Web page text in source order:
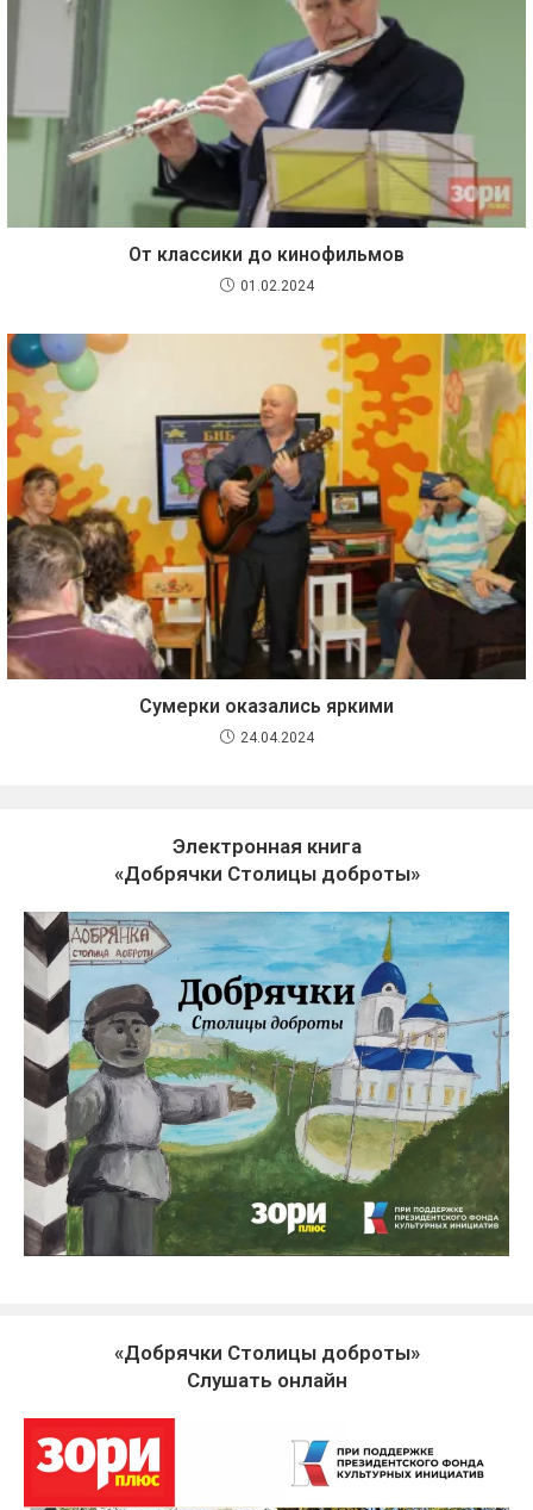
От классики до кинофильмов
01.02.2024
Сумерки оказались яркими
24.04.2024
Электронная книга
«Добрячки Столицы доброты»
«Добрячки Столицы доброты»
Слушать онлайн